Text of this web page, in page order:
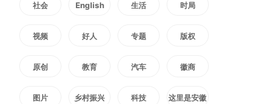
社会 English 生活 时局
视频 好人 专题 版权
原创 教育 汽车 徽商
图片 乡村振兴 科技 这里是安徽